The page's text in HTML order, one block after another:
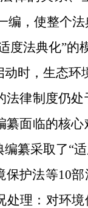
编，使整个
度法典化”的
时，生态环
法律制度仍
纂面临的核
纂采取了“
保护法等10部
理：对环